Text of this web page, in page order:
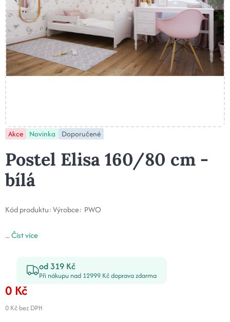
Akce Novinka Doporučené
Postel Elisa 160/80 cm -
bílá
Kód produktu:Výrobce: PWO
...Číst více
od 319 Kč
Při nákupu nad 12999 Kč doprava zdarma
0 Kč
0 Kč bez DPH